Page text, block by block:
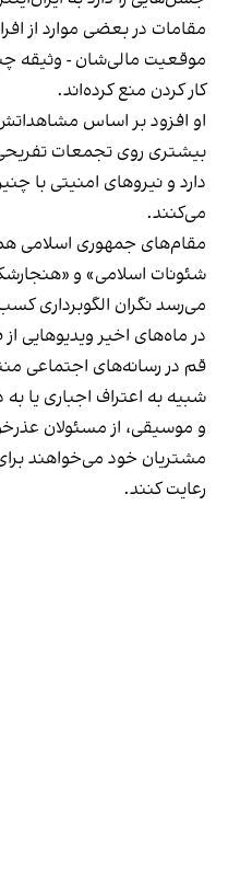
مقامات در بعضی موارد از
موقعیت مالی‌شان - وثیقه چند
کار کردن منع کرده‌اند.
او افزود بر اساس
بیشتری روی تجمعات
دارد و نیروهای امنیتی با
می‌کنند.
مقام‌های جمهوری اسلامی
شئونات اسلامی» و
می‌رسد نگران الگوبرداری
در ماه‌های اخیر ویدیوهایی
قم در رسانه‌های اجتماعی
شبیه به اعتراف اجباری یا
و موسیقی، از مسئولان
مشتریان خود می‌خواهند
رعایت کنند.